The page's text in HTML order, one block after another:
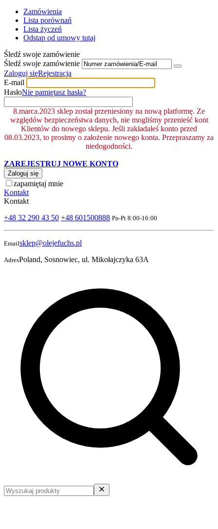
Zamówienia
Lista porównań
Lista życzeń
Odstąp od umowy tutaj
Śledź swoje zamówienie
Śledź swoje zamówienie
Zaloguj sięRejestracja
E-mail
HasłoNie pamiętasz hasła?
8.marca.2023 sklep został przeniesiony na nową platformę. Ze
względów bezpieczeństwa danych, nie mogliśmy przenieść kont
Klientów do nowego sklepu. Jeśli zakładałeś konto przed
08.03.2023, to prosimy o założenie nowego konta. Przepraszamy za
niedogodności.
ZAREJESTRUJ NOWE KONTO
Zaloguj się
zapamiętaj mnie
Kontakt
Kontakt
+48 32 290 43 50 +48 601500888 Pn-Pt 8:00-16:00
Emailsklep@olejefuchs.pl
AdresPoland, Sosnowiec, ul. Mikołajczyka 63A